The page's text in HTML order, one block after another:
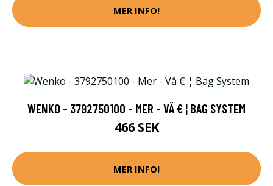
MER INFO!
WENKO - 3792750100 - MER - VÂ € ¦ BAG SYSTEM
466 SEK
MER INFO!